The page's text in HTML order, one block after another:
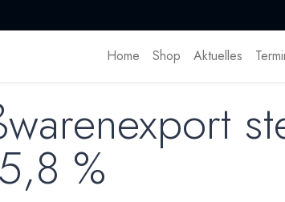
Home Shop Aktuelles
%